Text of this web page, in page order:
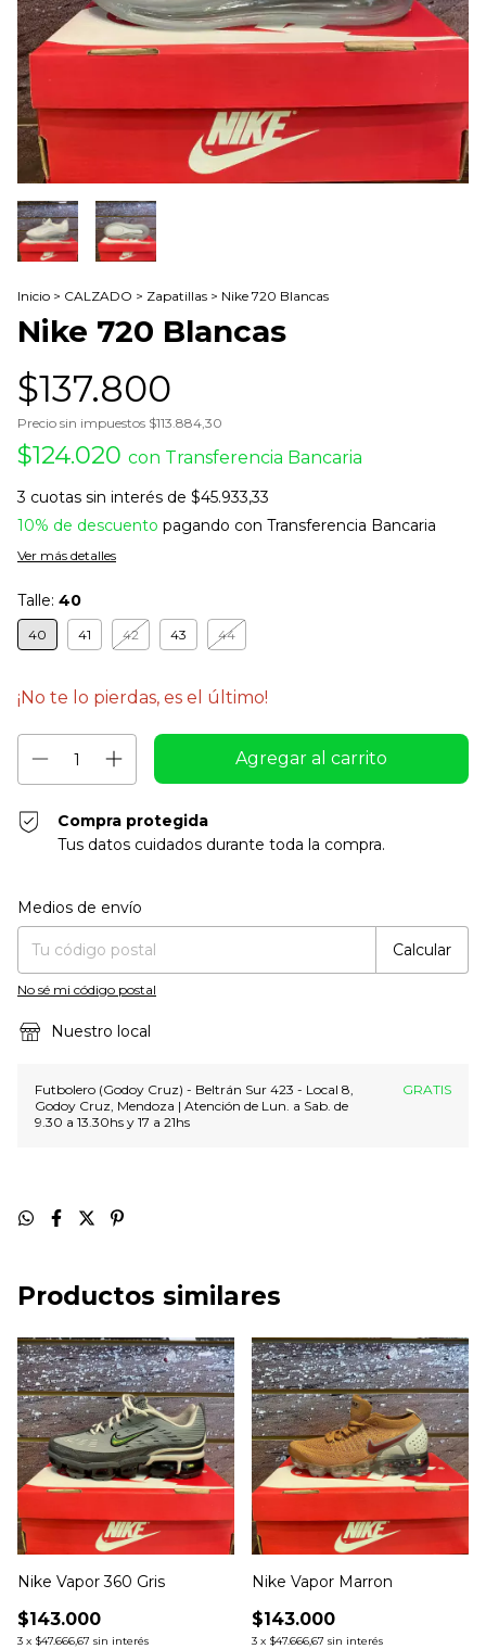
Inicio > CALZADO > Zapatillas > Nike 720 Blancas
Nike 720 Blancas
$137.800
Precio sin impuestos $113.884,30
$124.020 con Transferencia Bancaria
3 cuotas sin interés de $45.933,33
10% de descuento pagando con Transferencia Bancaria
Ver más detalles
Talle: 40
40 41 42 43 44
¡No te lo pierdas, es el último!
Compra protegida
Tus datos cuidados durante toda la compra.
Entregas para el CP:
Medios de envío
Calcular
No sé mi código postal
Nuestro local
Futbolero (Godoy Cruz) - Beltrán Sur 423 - Local 8,
Godoy Cruz, Mendoza | Atención de Lun. a Sab. de
9.30 a 13.30hs y 17 a 21hs
GRATIS
Productos similares
Nike Vapor 360 Gris
$143.000
3 x $47.666,67 sin interés
Nike Vapor Marron
$143.000
3 x $47.666,67 sin interés